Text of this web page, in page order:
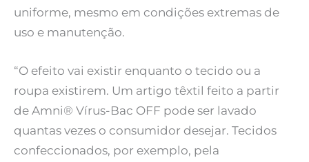
uniforme, mesmo em condições extremas de
uso e manutenção.
“O efeito vai existir enquanto o tecido ou a
roupa existirem. Um artigo têxtil feito a partir
de Amni® Vírus-Bac OFF pode ser lavado
quantas vezes o consumidor desejar. Tecidos
confeccionados, por exemplo, pela